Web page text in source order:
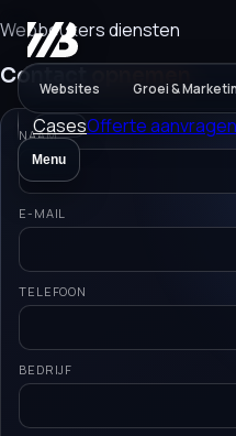
Websites Groei &
CasesOfferte aanvragen
Menu
Webbeukers diensten
Contact
NAAM
E-MAIL
TELEFOON
BEDRIJF